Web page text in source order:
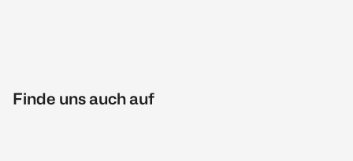
Finde uns auch auf